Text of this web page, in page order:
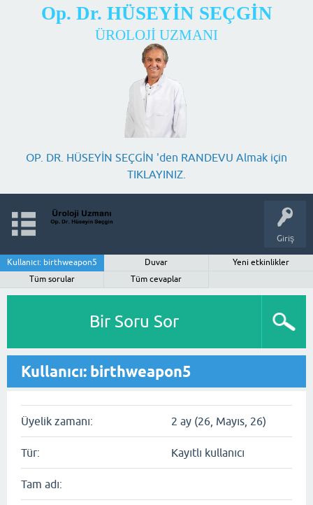
Op. Dr. HÜSEYİN SEÇGİN
ÜROLOJİ UZMANI
OP. DR. HÜSEYİN SEÇGİN 'den RANDEVU Almak için
TIKLAYINIZ.
Giriş
Kullanıcı: birthweapon5 Duvar
Yeni etkinlikler
Tüm sorular
Tüm cevaplar
Bir Soru Sor
Kullanıcı: birthweapon5
Üyelik zamanı: 2 ay (26, Mayıs, 26)
Tür: Kayıtlı kullanıcı
Tam adı: